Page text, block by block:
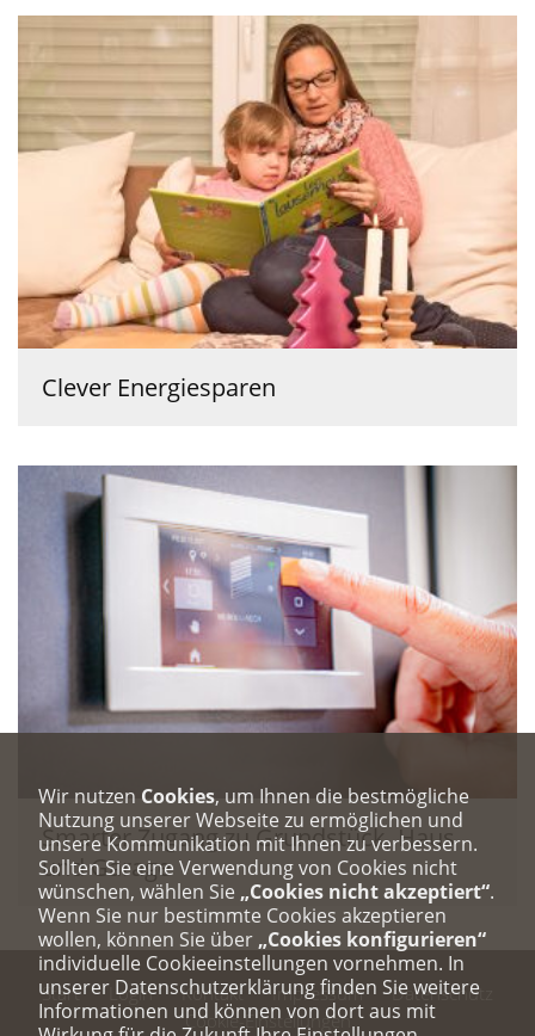
Clever Energiesparen
Smarter Zugang zu Grundstück, Haus
und Garage
Start Login Kontakt Impressum
Datenschutz
Cookie-Einstellungen
Wir nutzen Cookies, um Ihnen die bestmögliche
Nutzung unserer Webseite zu ermöglichen und
unsere Kommunikation mit Ihnen zu verbessern.
Sollten Sie eine Verwendung von Cookies nicht
wünschen, wählen Sie „Cookies nicht akzeptiert“.
Wenn Sie nur bestimmte Cookies akzeptieren
wollen, können Sie über „Cookies konfigurieren“
individuelle Cookieeinstellungen vornehmen. In
unserer Datenschutzerklärung finden Sie weitere
Informationen und können von dort aus mit